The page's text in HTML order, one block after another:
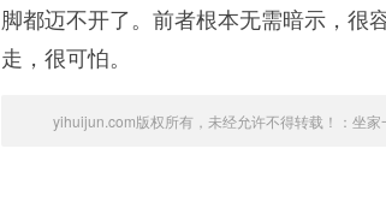
脚都迈不开了。前者根本无需暗示，很
走，很可怕。
yihuijun.com版权所有，未经允许不得转载！： 坐家